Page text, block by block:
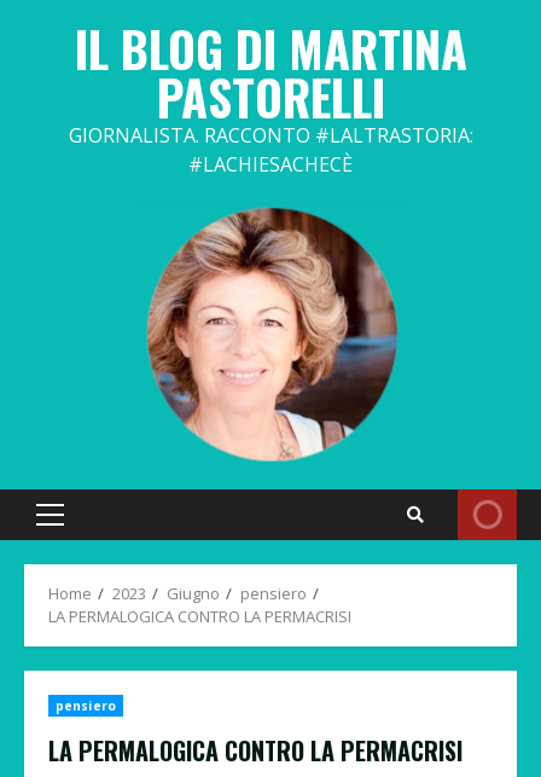
IL BLOG DI MARTINA
PASTORELLI
GIORNALISTA. RACCONTO #LALTRASTORIA:
#LACHIESACHECÈ
Primary
Home 2023 Giugno
pensiero
LA PERMALOGICA CONTRO LA PERMACRISI
pensiero
LA PERMALOGICA CONTRO LA PERMACRISI